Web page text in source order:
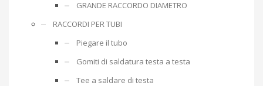
GRANDE RACCORDO DIAMETRO
RACCORDI PER TUBI
Piegare il tubo
Gomiti di saldatura testa a testa
Tee a saldare di testa